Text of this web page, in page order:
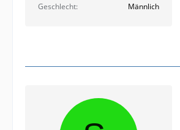
Geschlecht
Männlich